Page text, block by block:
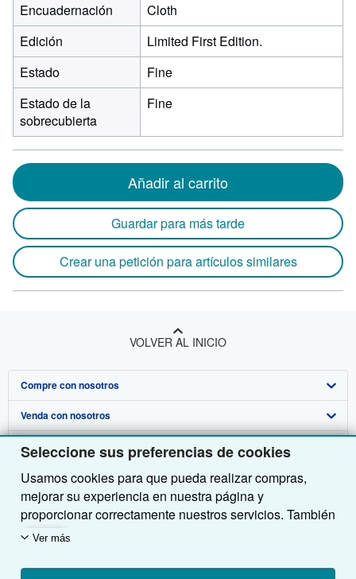
Seleccione sus preferencias de cookies
Usamos cookies para que pueda realizar compras,
mejorar su experiencia en nuestra página y
proporcionar correctamente nuestros servicios. También
utilizamos cookies para comprender el modo en que los
midiendo las visitas al sitio) y así poder realizar
Ver más
Encuadernación
Cloth
Edición
Limited First Edition.
Estado
Fine
Estado de la
sobrecubierta
Fine
Añadir al carrito
Guardar para más tarde
Crear una petición para artículos similares
VOLVER AL INICIO
Compre con nosotros
Búsqueda avanzada
Colecciones
Mi cuenta
Mis pedidos
Ver carrito
Venda con nosotros
Comenzar a vender
Únase a nuestro programa de afiliados
Recomiende un vendedor
Sobre nosotros
Sobre IberLibro
Medios
Empleo
Política de Privacidad
Obtener Ayuda
Preguntas frecuentes y guías
Atención al Cliente
Otras compañías de AbeBooks
AbeBooks.com
AbeBooks.co.uk
Siga a IberLibro